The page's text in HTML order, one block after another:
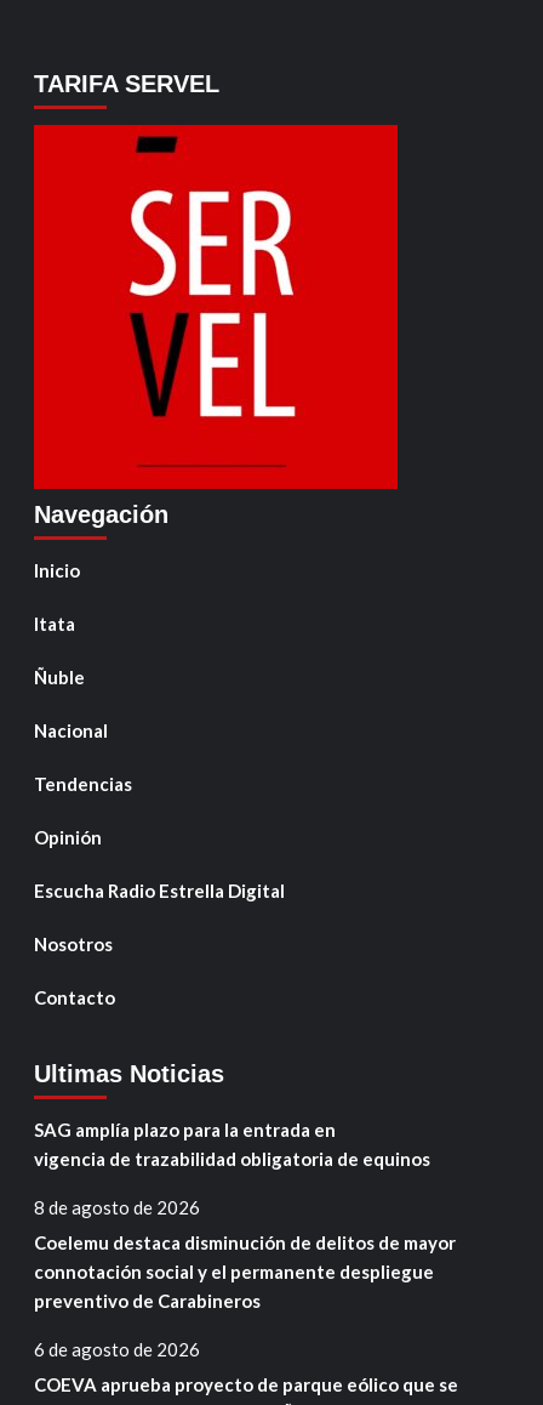
TARIFA SERVEL
Navegación
Inicio
Itata
Ñuble
Nacional
Tendencias
Opinión
Escucha Radio Estrella Digital
Nosotros
Contacto
Ultimas Noticias
SAG amplía plazo para la entrada en
vigencia de trazabilidad obligatoria de equinos
8 de agosto de 2026
Coelemu destaca disminución de delitos de mayor
connotación social y el permanente despliegue
preventivo de Carabineros
6 de agosto de 2026
COEVA aprueba proyecto de parque eólico que se